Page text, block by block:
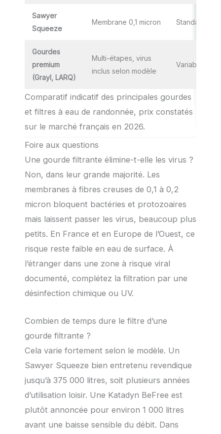
Sawyer
Squeeze
Membrane 0,1 micron Standard
Gourdes
premium
(Grayl, LARQ)
Multi-étapes, virus
inclus selon modèle
Variable
Comparatif indicatif des principales gourdes
et filtres à eau de randonnée, prix constatés
sur le marché français en 2026.
Foire aux questions
Une gourde filtrante élimine-t-elle les virus ?
Non, dans leur grande majorité. Les
membranes à fibres creuses de 0,1 à 0,2
micron bloquent bactéries et protozoaires
mais laissent passer les virus, beaucoup plus
petits. En France et en Europe de l’Ouest, ce
risque reste faible en eau de surface. À
l’étranger dans une zone à risque viral
documenté, complétez la filtration par une
désinfection chimique ou UV.
Combien de temps dure le filtre d’une
gourde filtrante ?
Cela varie fortement selon le modèle. Un
Sawyer Squeeze bien entretenu revendique
jusqu’à 375 000 litres, soit plusieurs années
d’utilisation loisir. Une Katadyn BeFree est
plutôt annoncée pour environ 1 000 litres
avant une baisse sensible du débit. Dans